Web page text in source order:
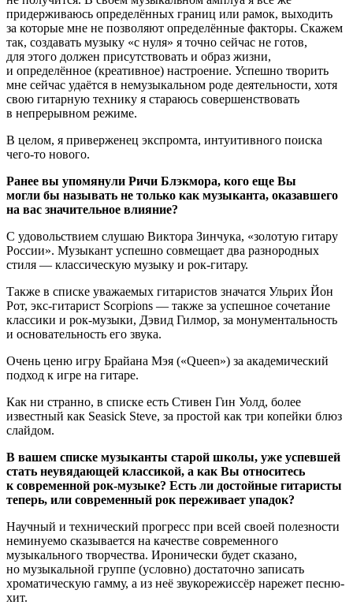
придерживаюсь определённых границ или рамок, выходить
за которые мне не позволяют определённые факторы. Скажем
так, создавать музыку «с нуля» я точно сейчас не готов,
для этого должен присутствовать и образ жизни,
и определённое (креативное) настроение. Успешно творить
мне сейчас удаётся в немузыкальном роде деятельности, хотя
свою гитарную технику я стараюсь совершенствовать
в непрерывном режиме.
В целом, я приверженец экспромта, интуитивного поиска
чего-то нового.
Ранее вы упомянули Ричи Блэкмора, кого еще Вы
могли бы называть не только как музыканта, оказавшего
на вас значительное влияние?
С удовольствием слушаю Виктора Зинчука, «золотую гитару
России». Музыкант успешно совмещает два разнородных
стиля — классическую музыку и рок-гитару.
Также в списке уважаемых гитаристов значатся Ульрих Йон
Рот, экс-гитарист Scorpions — также за успешное сочетание
классики и рок-музыки, Дэвид Гилмор, за монументальность
и основательность его звука.
Очень ценю игру Брайана Мэя («Queen») за академический
подход к игре на гитаре.
Как ни странно, в списке есть Стивен Гин Уолд, более
известный как Seasick Steve, за простой как три копейки блюз
слайдом.
В вашем списке музыканты старой школы, уже успевшей
стать неувядающей классикой, а как Вы относитесь
к современной рок-музыке? Есть ли достойные гитаристы
теперь, или современный рок переживает упадок?
Научный и технический прогресс при всей своей полезности
неминуемо сказывается на качестве современного
музыкального творчества. Иронически будет сказано,
но музыкальной группе (условно) достаточно записать
хроматическую гамму, а из неё звукорежиссёр нарежет песню-
хит.